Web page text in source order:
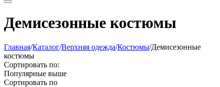
Демисезонные костюмы
Главная/Каталог/Верхняя одежда/Костюмы/Демисезонные
костюмы
Сортировать по:
Популярные выше
Сортировать по